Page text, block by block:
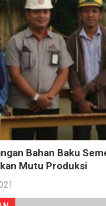
Bahan Baku
Mutu Produksi